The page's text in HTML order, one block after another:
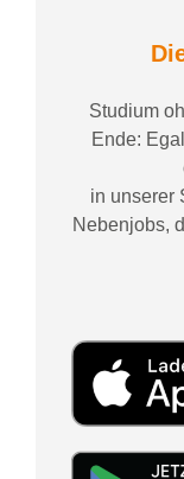
Studium
Ende:
in unserer
Nebenjobs,